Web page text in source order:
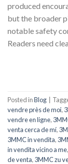
produced
but the broader
notable safety
Readers need
Posted inBlog
vendre près de moi,
vendre en ligne,
venta cerca de mí,
3MMC in vendita,
in vendita vicino a me,
de venta, 3MMC zu